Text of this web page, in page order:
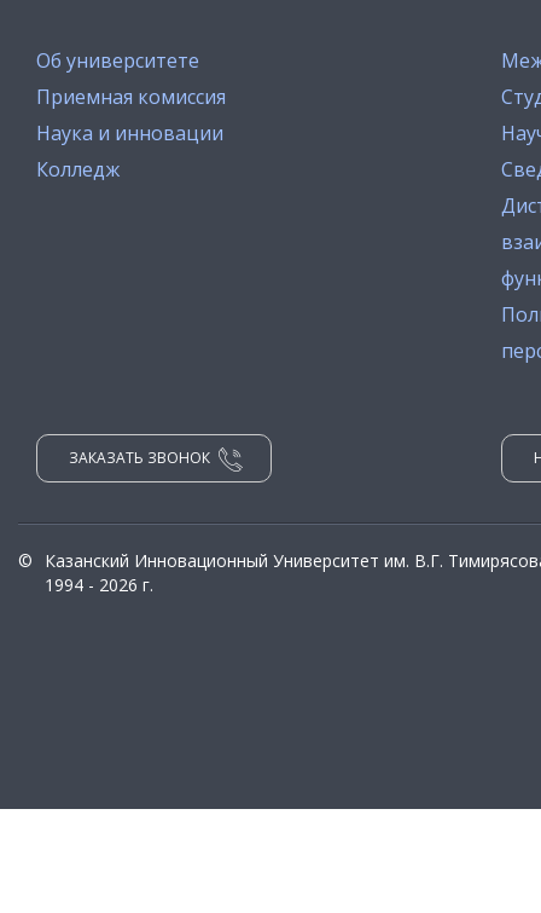
Об университете
Приемная комиссия
Наука и инновации
Колледж
ЗАКАЗАТЬ ЗВОНОК
©
Казанский Инновационный Университет им. В.Г.
1994 - 2026 г.